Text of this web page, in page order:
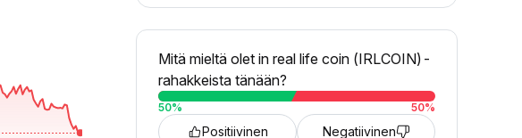
Mitä mieltä olet in real life coin (IRLCOIN)-
rahakkeista tänään?
50% 50%
Positiivinen Negatiivinen